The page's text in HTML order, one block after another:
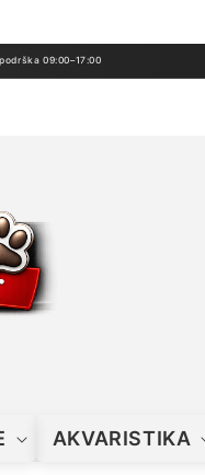
09:00–17:00
AKVARISTIKA